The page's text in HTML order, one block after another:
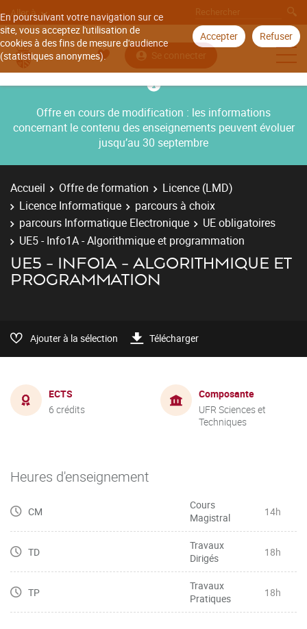
En poursuivant votre navigation sur ce
site, vous acceptez l'utilisation de
cookies à des fins de mesure d'audience
(statistiques anonymes).
Accepter Refuser
Aller à
Se connecter
Offre en cours de modification : les informations
concernant le contenu des enseignements peuvent évoluer
jusqu’au 30 septembre
Accueil Offre de formation
Licence (LMD)
Licence Informatique
parcours à choix
parcours Informatique Electronique
UE obligatoires
UE5 - Info1A - Algorithmique et programmation
UE5 - INFO1A - ALGORITHMIQUE ET
PROGRAMMATION
Ajouter à la sélection Télécharger
ECTS
6 crédits
Composante
UFR Sciences et
Techniques
Heures d'enseignement
CM
Cours
Magistral
14h
TD
Travaux
Dirigés
18h
TP
Travaux
Pratiques
18h